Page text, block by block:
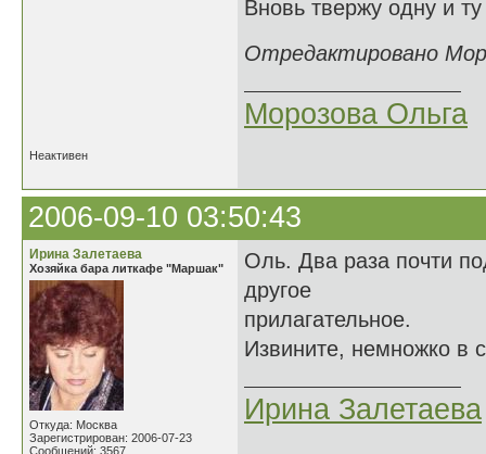
Вновь твержу одну и
Отредактировано
Морозова Ольга
Неактивен
2006-09-10 03:50:43
Ирина Залетаева
Хозяйка бара литкафе "Маршак"
Откуда: Москва
Зарегистрирован: 2006-07-23
Сообщений: 3567
Оль. Два раза почти
другое
прилагательное.
Извините, немножко в
Ирина Залетаева